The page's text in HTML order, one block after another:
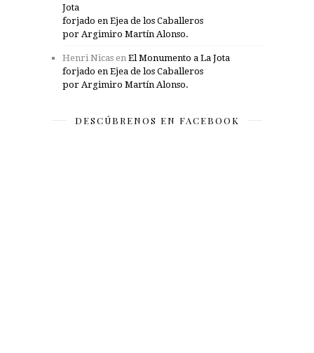
Jota
forjado en Ejea de los Caballeros
por Argimiro Martín Alonso.
Henri Nicas en El Monumento a La Jota
forjado en Ejea de los Caballeros
por Argimiro Martín Alonso.
DESCÚBRENOS EN FACEBOOK